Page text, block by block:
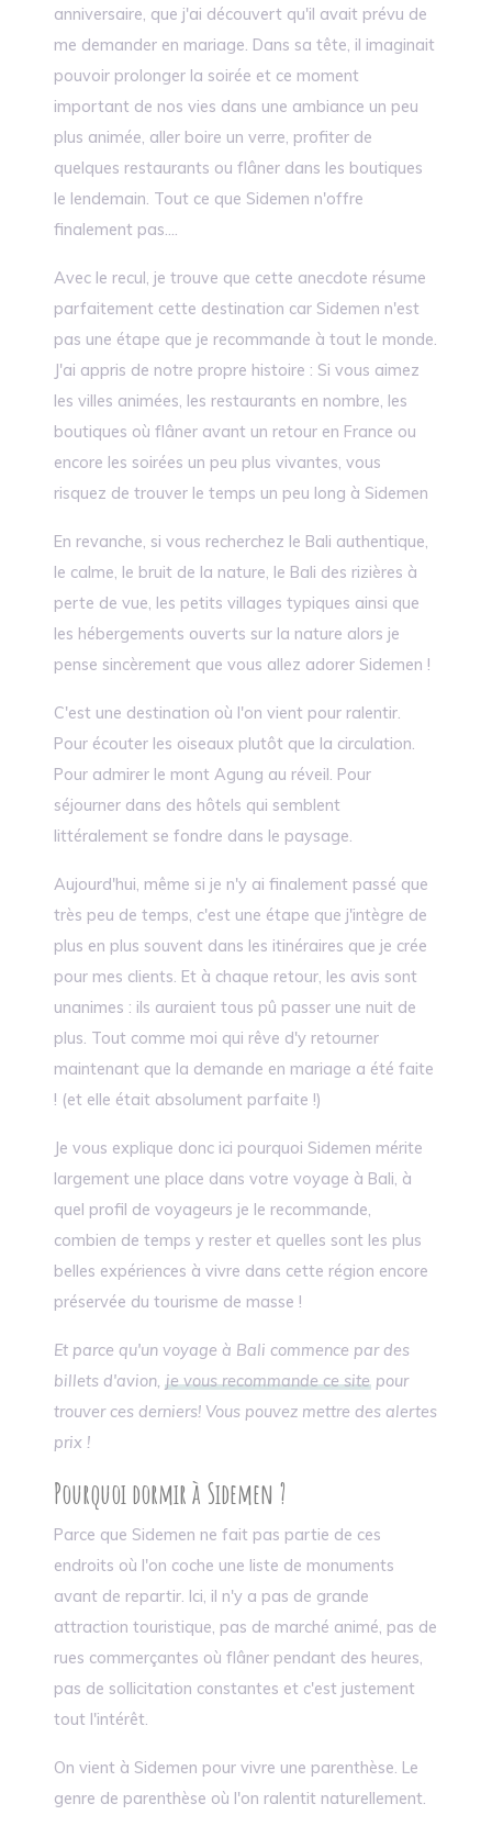
anniversaire, que j'ai découvert qu'il avait prévu de
me demander en mariage. Dans sa tête, il imaginait
pouvoir prolonger la soirée et ce moment
important de nos vies dans une ambiance un peu
plus animée, aller boire un verre, profiter de
quelques restaurants ou flâner dans les boutiques
le lendemain. Tout ce que Sidemen n'offre
finalement pas....
Avec le recul, je trouve que cette anecdote résume
parfaitement cette destination car Sidemen n'est
pas une étape que je recommande à tout le monde.
J'ai appris de notre propre histoire : Si vous aimez
les villes animées, les restaurants en nombre, les
boutiques où flâner avant un retour en France ou
encore les soirées un peu plus vivantes, vous
risquez de trouver le temps un peu long à Sidemen
En revanche, si vous recherchez le Bali authentique,
le calme, le bruit de la nature, le Bali des rizières à
perte de vue, les petits villages typiques ainsi que
les hébergements ouverts sur la nature alors je
pense sincèrement que vous allez adorer Sidemen !
C'est une destination où l'on vient pour ralentir.
Pour écouter les oiseaux plutôt que la circulation.
Pour admirer le mont Agung au réveil. Pour
séjourner dans des hôtels qui semblent
littéralement se fondre dans le paysage.
Aujourd'hui, même si je n'y ai finalement passé que
très peu de temps, c'est une étape que j'intègre de
plus en plus souvent dans les itinéraires que je crée
pour mes clients. Et à chaque retour, les avis sont
unanimes : ils auraient tous pû passer une nuit de
plus. Tout comme moi qui rêve d'y retourner
maintenant que la demande en mariage a été faite
! (et elle était absolument parfaite !)
Je vous explique donc ici pourquoi Sidemen mérite
largement une place dans votre voyage à Bali, à
quel profil de voyageurs je le recommande,
combien de temps y rester et quelles sont les plus
belles expériences à vivre dans cette région encore
préservée du tourisme de masse !
Et parce qu'un voyage à Bali commence par des
billets d'avion,je vous recommande ce site pour
trouver ces derniers! Vous pouvez mettre des alertes
prix !
Pourquoi dormir à Sidemen ?
Parce que Sidemen ne fait pas partie de ces
endroits où l'on coche une liste de monuments
avant de repartir. Ici, il n'y a pas de grande
attraction touristique, pas de marché animé, pas de
rues commerçantes où flâner pendant des heures,
pas de sollicitation constantes et c'est justement
tout l'intérêt.
On vient à Sidemen pour vivre une parenthèse. Le
genre de parenthèse où l'on ralentit naturellement.